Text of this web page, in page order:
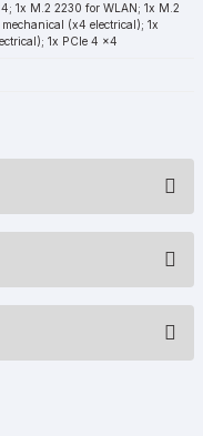
1x M.2 2230 for WLAN; 1x M.2
(x4 electrical); 1x
1x PCIe 4 x4